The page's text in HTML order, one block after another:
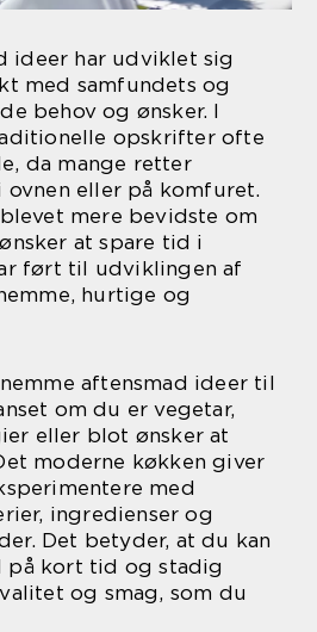
ideer har udviklet sig
med samfundets og
behov og ønsker. I
opskrifter ofte
da mange retter
eller på komfuret.
mere bevidste om
at spare tid i
ført til udviklingen af
hurtige og
aftensmad ideer til
om du er vegetar,
eller blot ønsker at
moderne køkken giver
med
ingredienser og
Det betyder, at du kan
på kort tid og stadig
og smag, som du